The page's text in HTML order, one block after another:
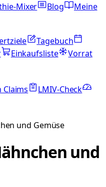
Mixer Blog
Meine
Tagebuch
Einkaufsliste
Vorrat
Claims
LMIV-Check
und Gemüse
und